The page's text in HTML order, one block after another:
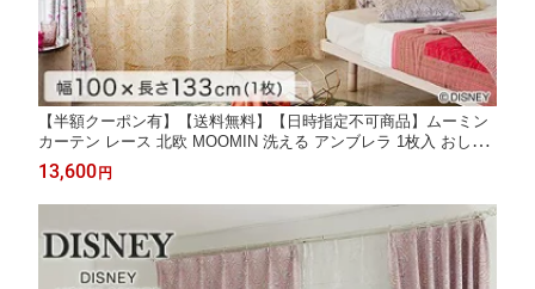
【半額クーポン有】【送料無料】【日時指定不可商品】ムーミン
カーテン レース 北欧 MOOMIN 洗える アンブレラ 1枚入 おしゃ
れ ウォッシャブル リビング 子供部屋 引越し 新生活 レースカー
テン シアーカーテン アンブレラ 1枚入 日本製 100×133cm×1枚
13,600 円